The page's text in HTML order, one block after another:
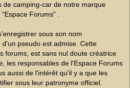
de camping-car de notre marque
Forums" .
sous son nom
pseudo est admise. Cette
forums, est sans nul doute créatrice
les responsables de l'Espace Forums
aussi de l'intérêt qu'il y a que les
sous leur patronyme officiel.